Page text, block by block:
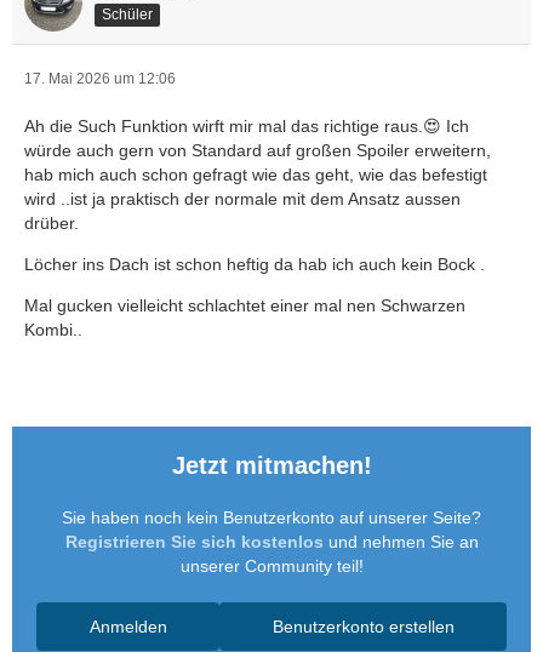
Schüler
17. Mai 2026 um 12:06
Ah die Such Funktion wirft mir mal das richtige raus.😍 Ich
würde auch gern von Standard auf großen Spoiler erweitern,
hab mich auch schon gefragt wie das geht, wie das befestigt
wird ..ist ja praktisch der normale mit dem Ansatz aussen
drüber.
Löcher ins Dach ist schon heftig da hab ich auch kein Bock .
Mal gucken vielleicht schlachtet einer mal nen Schwarzen
Kombi..
Jetzt mitmachen!
Sie haben noch kein Benutzerkonto auf unserer Seite?
Registrieren Sie sich kostenlos und nehmen Sie an
unserer Community teil!
Benutzerkonto erstellen
Anmelden